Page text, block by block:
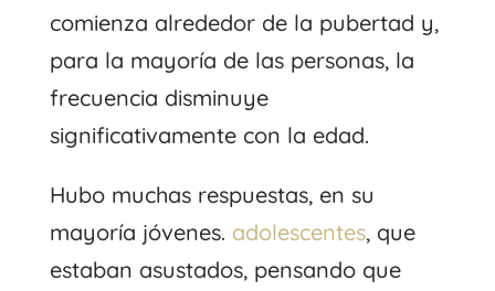
comienza alrededor de la pubertad y,
para la mayoría de las personas, la
frecuencia disminuye
significativamente con la edad.
Hubo muchas respuestas, en su
mayoría jóvenes. adolescentes, que
estaban asustados, pensando que